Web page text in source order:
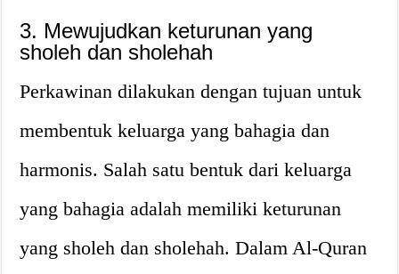
3. Mewujudkan keturunan yang
sholeh dan sholehah
Perkawinan dilakukan dengan tujuan untuk
membentuk keluarga yang bahagia dan
harmonis. Salah satu bentuk dari keluarga
yang bahagia adalah memiliki keturunan
yang sholeh dan sholehah. Dalam Al-Quran